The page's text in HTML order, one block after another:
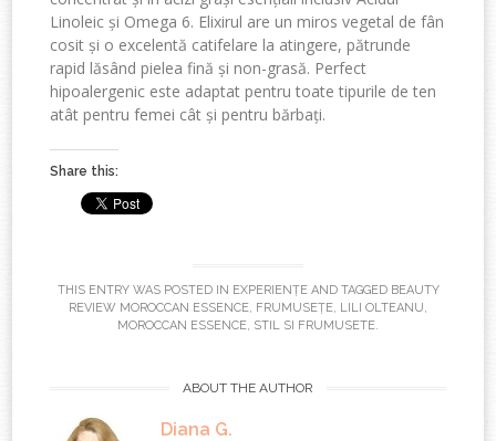
Linoleic și Omega 6. Elixirul are un miros vegetal de fân
cosit și o excelentă catifelare la atingere, pătrunde
rapid lăsând pielea fină și non-grasă. Perfect
hipoalergenic este adaptat pentru toate tipurile de ten
atât pentru femei cât și pentru bărbați.
Share this:
THIS ENTRY WAS POSTED IN EXPERIENȚEAND TAGGED BEAUTY
REVIEW MOROCCAN ESSENCE, FRUMUSEȚE, LILI OLTEANU,
MOROCCAN ESSENCE, STIL SI FRUMUSETE.
ABOUT THE AUTHOR
Diana G.